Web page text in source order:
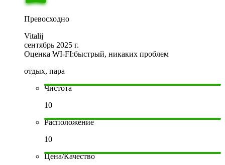
Превосходно
Vitalij
сентябрь 2025 г.
Оценка WI-FI:быстрый, никаких проблем
отдых, пара
Чистота
10
Расположение
10
Цена/Качество